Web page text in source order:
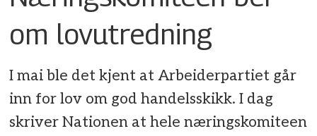
om lovutredning
I mai ble det kjent at Arbeiderpartiet går
inn for lov om god handelsskikk. I dag
skriver Nationen at hele næringskomiteen